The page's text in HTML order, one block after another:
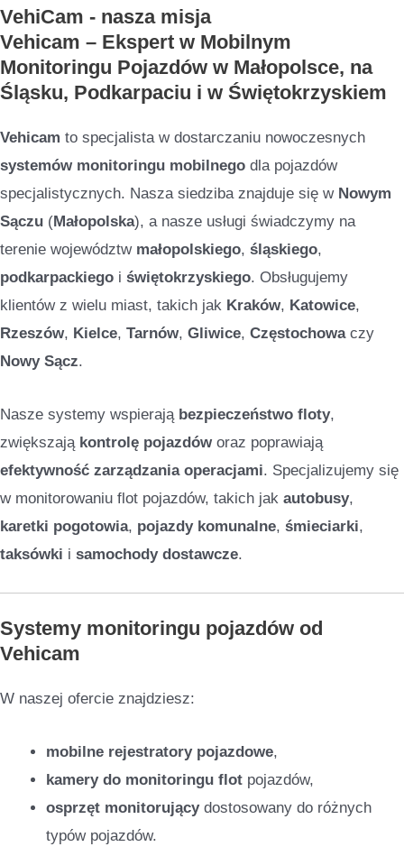
VehiCam - nasza misja
Vehicam – Ekspert w Mobilnym
Monitoringu Pojazdów w Małopolsce, na
Śląsku, Podkarpaciu i w Świętokrzyskiem
Vehicam to specjalista w dostarczaniu nowoczesnych
systemów monitoringu mobilnego dla pojazdów
specjalistycznych. Nasza siedziba znajduje się w Nowym
Sączu (Małopolska), a nasze usługi świadczymy na
terenie województw małopolskiego, śląskiego,
podkarpackiego i świętokrzyskiego. Obsługujemy
klientów z wielu miast, takich jak Kraków, Katowice,
Rzeszów, Kielce, Tarnów, Gliwice, Częstochowaczy
Nowy Sącz.
Nasze systemy wspierają bezpieczeństwo floty,
zwiększają kontrolę pojazdów oraz poprawiają
efektywność zarządzania operacjami. Specjalizujemy się
w monitorowaniu flot pojazdów, takich jak autobusy,
karetki pogotowia, pojazdy komunalne, śmieciarki,
taksówki i samochody dostawcze.
Systemy monitoringu pojazdów od
Vehicam
W naszej ofercie znajdziesz:
mobilne rejestratory pojazdowe,
kamery do monitoringu flot pojazdów,
osprzęt monitorującydostosowany do różnych
typów pojazdów.